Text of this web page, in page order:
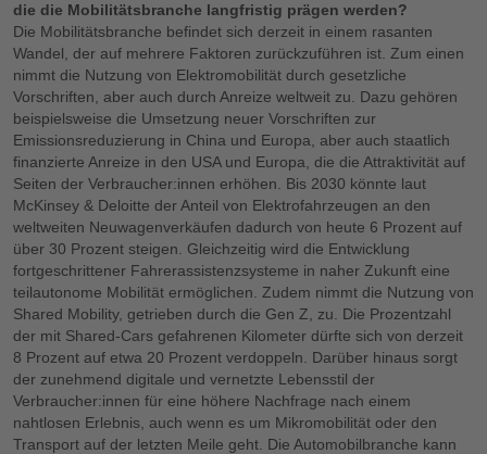
die die Mobilitätsbranche langfristig prägen werden?
Die Mobilitätsbranche befindet sich derzeit in einem rasanten
Wandel, der auf mehrere Faktoren zurückzuführen ist. Zum einen
nimmt die Nutzung von Elektromobilität durch gesetzliche
Vorschriften, aber auch durch Anreize weltweit zu. Dazu gehören
beispielsweise die Umsetzung neuer Vorschriften zur
Emissionsreduzierung in China und Europa, aber auch staatlich
finanzierte Anreize in den USA und Europa, die die Attraktivität auf
Seiten der Verbraucher:innen erhöhen. Bis 2030 könnte laut
McKinsey & Deloitte der Anteil von Elektrofahrzeugen an den
weltweiten Neuwagenverkäufen dadurch von heute 6 Prozent auf
über 30 Prozent steigen. Gleichzeitig wird die Entwicklung
fortgeschrittener Fahrerassistenzsysteme in naher Zukunft eine
teilautonome Mobilität ermöglichen. Zudem nimmt die Nutzung von
Shared Mobility, getrieben durch die Gen Z, zu. Die Prozentzahl
der mit Shared-Cars gefahrenen Kilometer dürfte sich von derzeit
8 Prozent auf etwa 20 Prozent verdoppeln. Darüber hinaus sorgt
der zunehmend digitale und vernetzte Lebensstil der
Verbraucher:innen für eine höhere Nachfrage nach einem
nahtlosen Erlebnis, auch wenn es um Mikromobilität oder den
Transport auf der letzten Meile geht. Die Automobilbranche kann